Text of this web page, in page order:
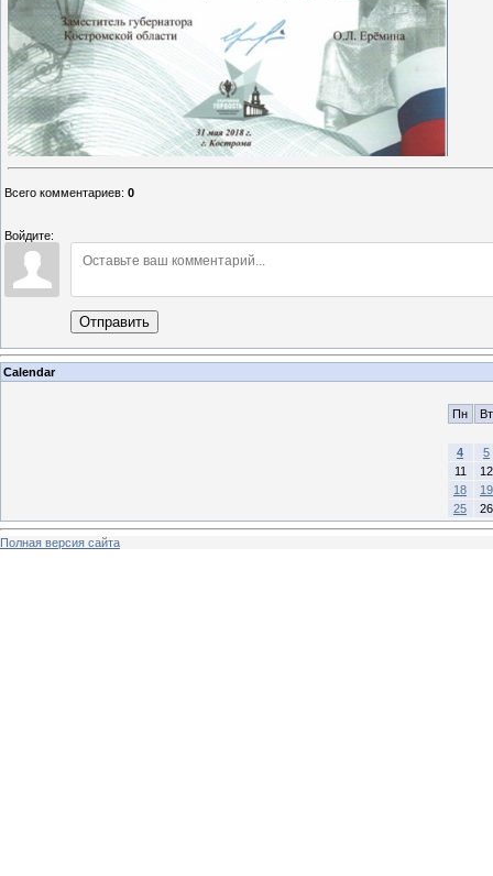
Всего комментариев: 0
Войдите:
Отправить
Calendar
Пн Вт
4
5
11
12
18
19
25
26
Полная версия сайта